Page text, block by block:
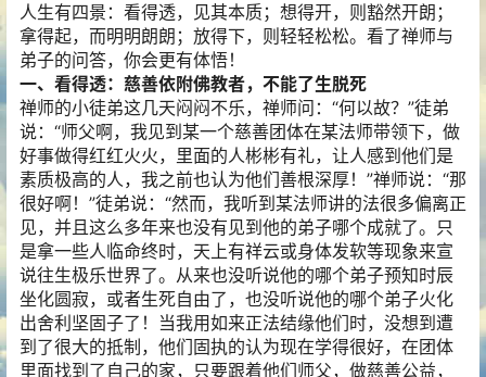
人生有四景：看得透，见其本质；想得开，则豁然开朗；
拿得起，而明明朗朗；放得下，则轻轻松松。看了禅师与
弟子的问答，你会更有体悟！
一、看得透：慈善依附佛教者，不能了生脱死
禅师的小徒弟这几天闷闷不乐，禅师问：“何以故？”徒弟
说：“师父啊，我见到某一个慈善团体在某法师带领下，做
好事做得红红火火，里面的人彬彬有礼，让人感到他们是
素质极高的人，我之前也认为他们善根深厚！”禅师说：“那
很好啊！”徒弟说：“然而，我听到某法师讲的法很多偏离正
见，并且这么多年来也没有见到他的弟子哪个成就了。只
是拿一些人临命终时，天上有祥云或身体发软等现象来宣
说往生极乐世界了。从来也没听说他的哪个弟子预知时辰
坐化圆寂，或者生死自由了，也没听说他的哪个弟子火化
出舍利坚固子了！当我用如来正法结缘他们时，没想到遭
到了很大的抵制，他们固执的认为现在学得很好，在团体
里面找到了自己的家，只要跟着他们师父，做慈善公益，